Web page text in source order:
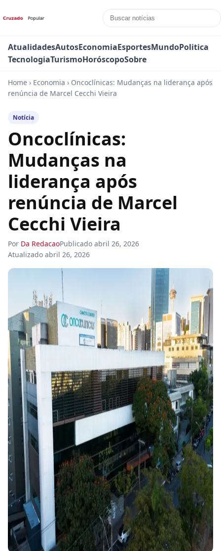
AtualidadesAutosEconomiaEsportesMundoPolitica
TecnologiaTurismoHoróscopoSobre
Home › Economia › Oncoclínicas: Mudanças na liderança após
renúncia de Marcel Cecchi Vieira
Notícia
Oncoclínicas:
Mudanças na
liderança após
renúncia de Marcel
Cecchi Vieira
Por Da RedacaoPublicado abril 26, 2026
Atualizado abril 26, 2026